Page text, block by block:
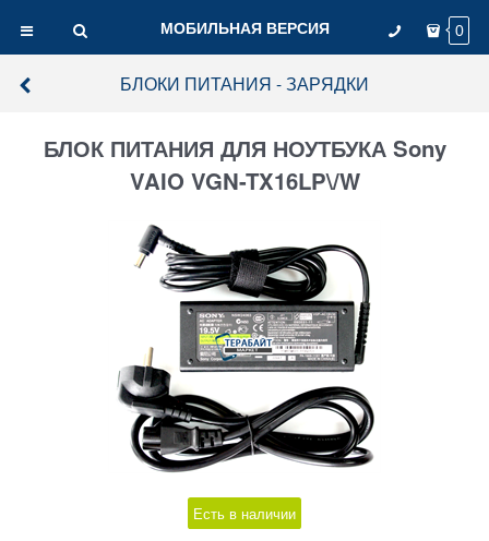
МОБИЛЬНАЯ ВЕРСИЯ 0
БЛОКИ ПИТАНИЯ - ЗАРЯДКИ
БЛОК ПИТАНИЯ ДЛЯ НОУТБУКА Sony
VAIO VGN-TX16LP\/W
Есть в наличии